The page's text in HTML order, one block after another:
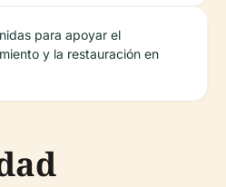
para apoyar el
y la restauración en